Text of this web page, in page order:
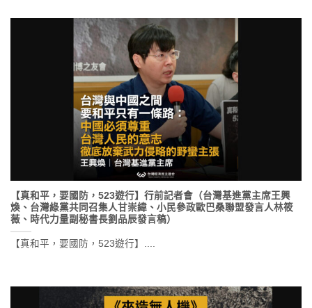
【真和平，要國防，523遊行】行前記者會（台灣基進黨主席王興
煥、台灣綠黨共同召集人甘崇緯、小民參政歐巴桑聯盟發言人林筱
薇、時代力量副秘書長劉品辰發言稿）
【真和平，要國防，523遊行】....